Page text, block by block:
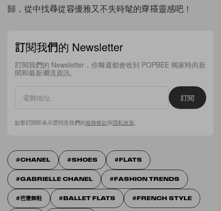
歸，從中找尋從容優雅又不失時髦的穿搭靈感吧！
訂閱我們的 Newsletter
訂閱我們的 Newsletter，你每週都會收到 POPBEE 獨家時尚新
聞和最新潮流資訊。
訂閱
點擊訂閱即表示您同意我們的服務條款與隱私政策
CHANEL SHOES FLATS
GABRIELLE CHANEL FASHION TRENDS
芭蕾舞鞋 BALLET FLATS FRENCH STYLE